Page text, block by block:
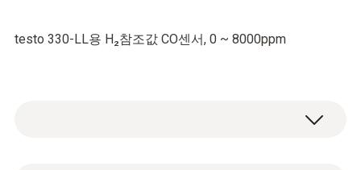
testo 330-LL용 H₂참조값 CO센서, 0 ~ 8000ppm